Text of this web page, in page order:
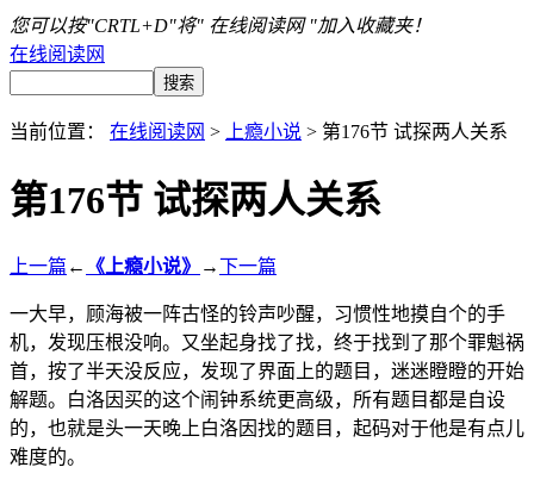
您可以按"CRTL+D"将" 在线阅读网 "加入收藏夹！
在线阅读网
当前位置： 在线阅读网 > 上瘾小说 > 第176节 试探两人关系
第176节 试探两人关系
上一篇 ← 《上瘾小说》 →下一篇
一大早，顾海被一阵古怪的铃声吵醒，习惯性地摸自个的手
机，发现压根没响。又坐起身找了找，终于找到了那个罪魁祸
首，按了半天没反应，发现了界面上的题目，迷迷瞪瞪的开始
解题。白洛因买的这个闹钟系统更高级，所有题目都是自设
的，也就是头一天晚上白洛因找的题目，起码对于他是有点儿
难度的。